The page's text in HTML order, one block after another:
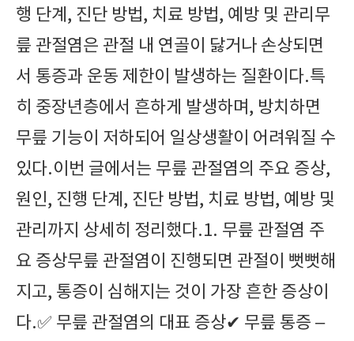
행 단계, 진단 방법, 치료 방법, 예방 및 관리무
릎 관절염은 관절 내 연골이 닳거나 손상되면
서 통증과 운동 제한이 발생하는 질환이다.특
히 중장년층에서 흔하게 발생하며, 방치하면
무릎 기능이 저하되어 일상생활이 어려워질 수
있다.이번 글에서는 무릎 관절염의 주요 증상,
원인, 진행 단계, 진단 방법, 치료 방법, 예방 및
관리까지 상세히 정리했다.1. 무릎 관절염 주
요 증상무릎 관절염이 진행되면 관절이 뻣뻣해
지고, 통증이 심해지는 것이 가장 흔한 증상이
다.✅ 무릎 관절염의 대표 증상✔ 무릎 통증 –